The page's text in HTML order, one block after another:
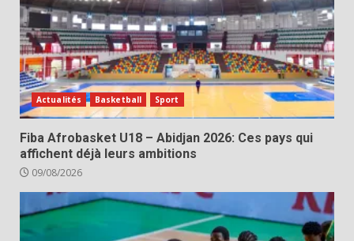
Actualités Basketball Sport
Fiba Afrobasket U18 – Abidjan 2026: Ces pays qui
affichent déjà leurs ambitions
09/08/2026